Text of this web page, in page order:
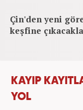
Çin'den yeni
keşfine
KAYIP
YOL